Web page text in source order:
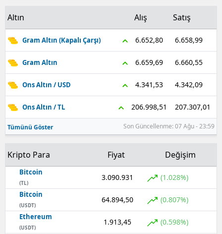
Kırıkkale
Batman
Şırnak
Bartın
Ardahan
Yalova
Karabük
Kilis
Osmaniye
Altın Alış Satış
Gram Altın (Kapalı Çarşı) 6.652,80 6.658,99
Gram Altın 6.659,69 6.660,55
Ons Altın / USD 4.341,53 4.342,09
Ons Altın / TL 206.998,51 207.307,01
Tümünü Göster Son Güncellenme: 07 Ağu - 23:59
Kripto Para Fiyat Değişim
Bitcoin
(TL)
3.090.931 (1.028%)
Bitcoin
(USDT)
64.894,50 (0.807%)
Ethereum
(USDT)
1.913,45 (0.598%)